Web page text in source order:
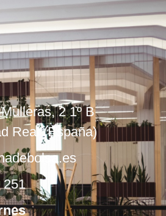
2 1º B
Real (España)
251